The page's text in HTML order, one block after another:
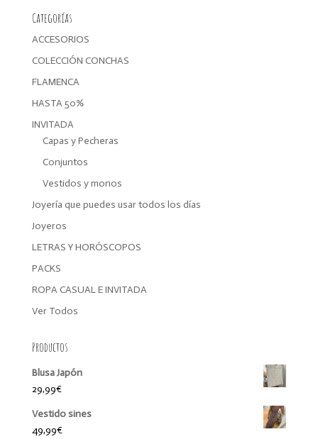
Categorías
ACCESORIOS
COLECCIÓN CONCHAS
FLAMENCA
HASTA 50%
INVITADA
Capas y Pecheras
Conjuntos
Vestidos y monos
Joyería que puedes usar todos los días
Joyeros
LETRAS Y HORÓSCOPOS
PACKS
ROPA CASUAL E INVITADA
Ver Todos
Productos
Blusa Japón
29,99€
Vestido sines
49,99€